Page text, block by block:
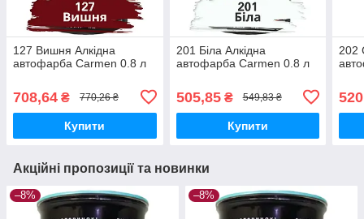
127 Вишня Алкідна
автофарба Carmen 0.8 л
708,64 ₴ 770,26 ₴
Купити
201 Біла Алкідна
автофарба Carmen 0.8 л
505,85₴ 549,83 ₴
Купити
202
Акційні пропозиції та новинки
–8% –8%